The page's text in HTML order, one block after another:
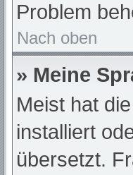
Problem
Nach oben
» Meine
Meist hat
installiert
übersetzt.